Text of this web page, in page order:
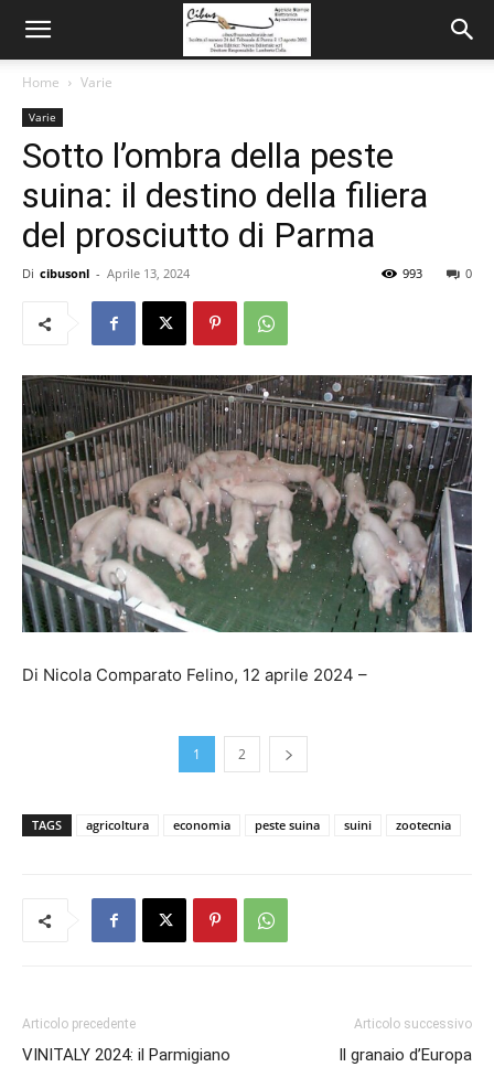
Home Varie
Varie
Sotto l’ombra della peste
suina: il destino della filiera
del prosciutto di Parma
Di cibusonl - Aprile 13, 2024 0
993
Di Nicola Comparato Felino, 12 aprile 2024 –
1 2
TAGS agricoltura economia peste suina suini zootecnia
Articolo precedente
VINITALY 2024: il Parmigiano
Articolo successivo
Il granaio d’Europa